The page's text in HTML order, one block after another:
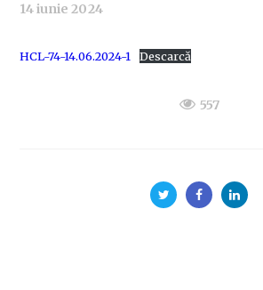
14 iunie 2024
HCL-74-14.06.2024-1 Descarcă
557